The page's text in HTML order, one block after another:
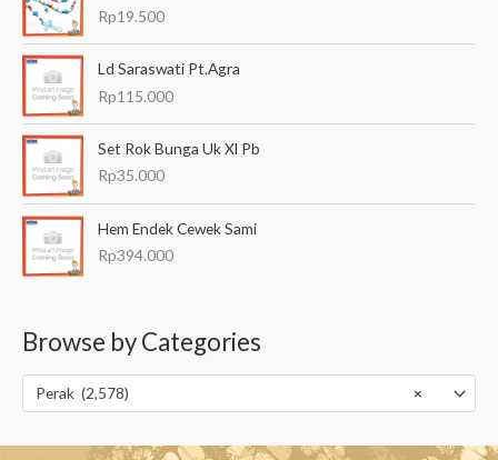
Rp19.500
Ld Saraswati Pt.Agra
Rp115.000
Set Rok Bunga Uk Xl Pb
Rp35.000
Hem Endek Cewek Sami
Rp394.000
Browse by Categories
×
Perak (2,578)